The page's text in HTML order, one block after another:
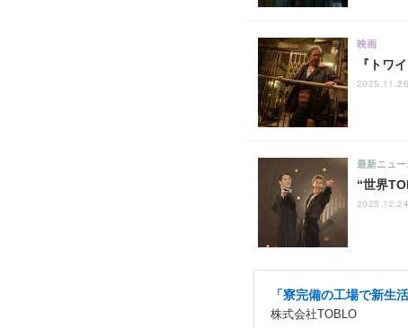
『トワ
映画
“世界
最新ニュー
「寮完備の工場で新生
株式会社TOBLO